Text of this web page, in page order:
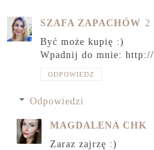
SZAFA ZAPACHÓW 2
Być może kupię :)
Wpadnij do mnie: http://
ODPOWIEDZ
Odpowiedzi
MAGDALENA CHK
Zaraz zajrzę :)